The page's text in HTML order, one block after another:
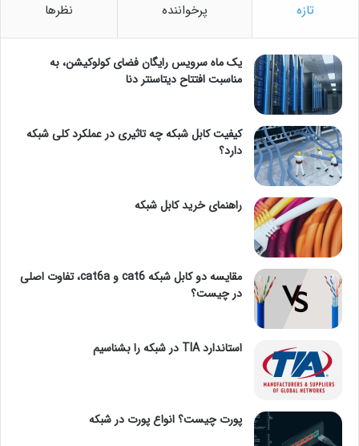
تازه پرخواننده نظرها
یک ماه سرویس رایگان فضای کولوکیشن، به
مناسبت افتتاح دیتاسنتر دنا
کیفیت کابل شبکه چه تاثیری در عملکرد کلی شبکه
دارد؟
راهنمای خرید کابل شبکه
مقایسه دو کابل شبکه cat6 و cat6a، تفاوت اصلی
در چیست؟
استاندارد TIA در شبکه را بشناسیم
پورت چیست؟ انواع پورت در شبکه